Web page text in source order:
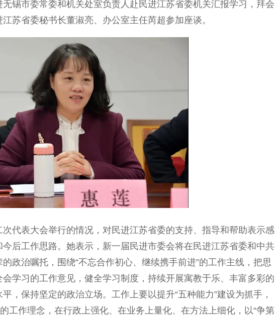
锡市委常委和机关处室负责人赴民进江苏省委机关汇报学习，拜会
苏省委秘书长董淑亮、办公室主任芮超参加座谈。
表大会举行的情况，对民进江苏省委的支持、指导和帮助表示感
后工作思路。她表示，新一届民进市委会将在民进江苏省委和中共
政治嘱托，围绕“不忘合作初心、继续携手前进”的工作主线，把思
学习的工作意见，健全学习制度，持续开展寓教于乐、丰富多彩的
，保持坚定的政治立场。工作上要以提升“五种能力”建设为抓手，
工作理念，在行政上强化、在业务上量化、在方法上细化，以“争第